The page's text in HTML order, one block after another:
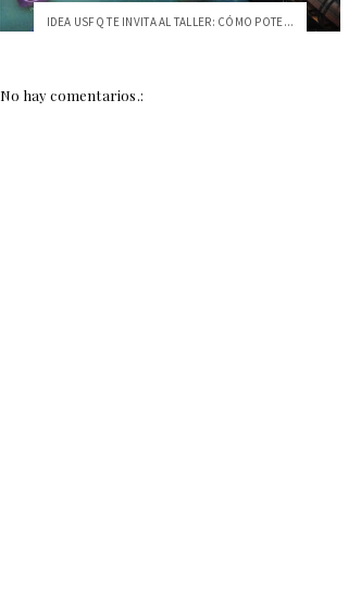
IDEA USFQ TE INVITA AL TALLER: CÓMO POTE...
No hay comentarios.: